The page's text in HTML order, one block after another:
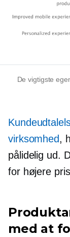
De vigtigste
virksomhed,
pålidelig ud.
for højere
med at